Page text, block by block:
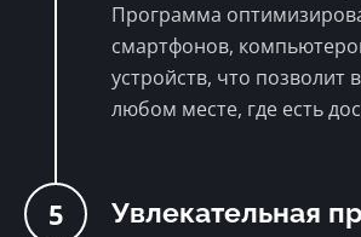
Программа
смартфонов,
устройств, что позволит
любом месте, где есть
5 Увлекательная